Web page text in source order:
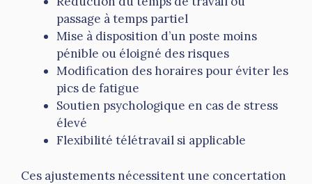
passage à temps partiel
Mise à disposition d’un poste moins
pénible ou éloigné des risques
Modification des horaires pour éviter les
pics de fatigue
Soutien psychologique en cas de stress
élevé
Flexibilité télétravail si applicable
Ces ajustements nécessitent une concertation